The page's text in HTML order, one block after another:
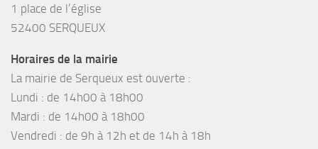
1 place de l’église
52400 SERQUEUX
Horaires de la mairie
La mairie de Serqueux est ouverte :
Lundi : de 14h00 à 18h00
Mardi : de 14h00 à 18h00
Vendredi : de 9h à 12h et de 14h à 18h